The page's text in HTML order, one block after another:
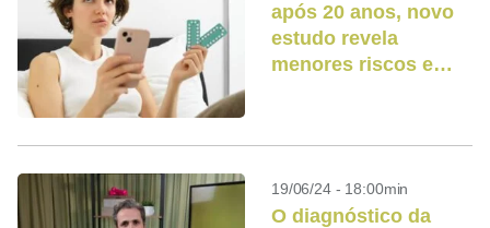
após 20 anos, novo
estudo revela
menores riscos e
19/06/24 - 18:00min
O diagnóstico da